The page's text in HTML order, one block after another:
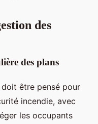
des
des plans
doit être pensé pour
incendie, avec
les occupants